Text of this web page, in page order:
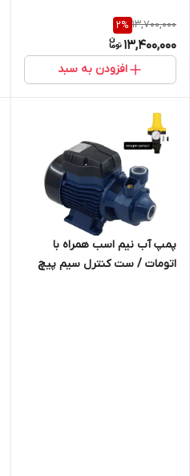
13,700,000
2%
13,400,000
افزودن به سبد
پمپ آب نیم اسب همراه با
اتومات / ست کنترل سیم پیچ